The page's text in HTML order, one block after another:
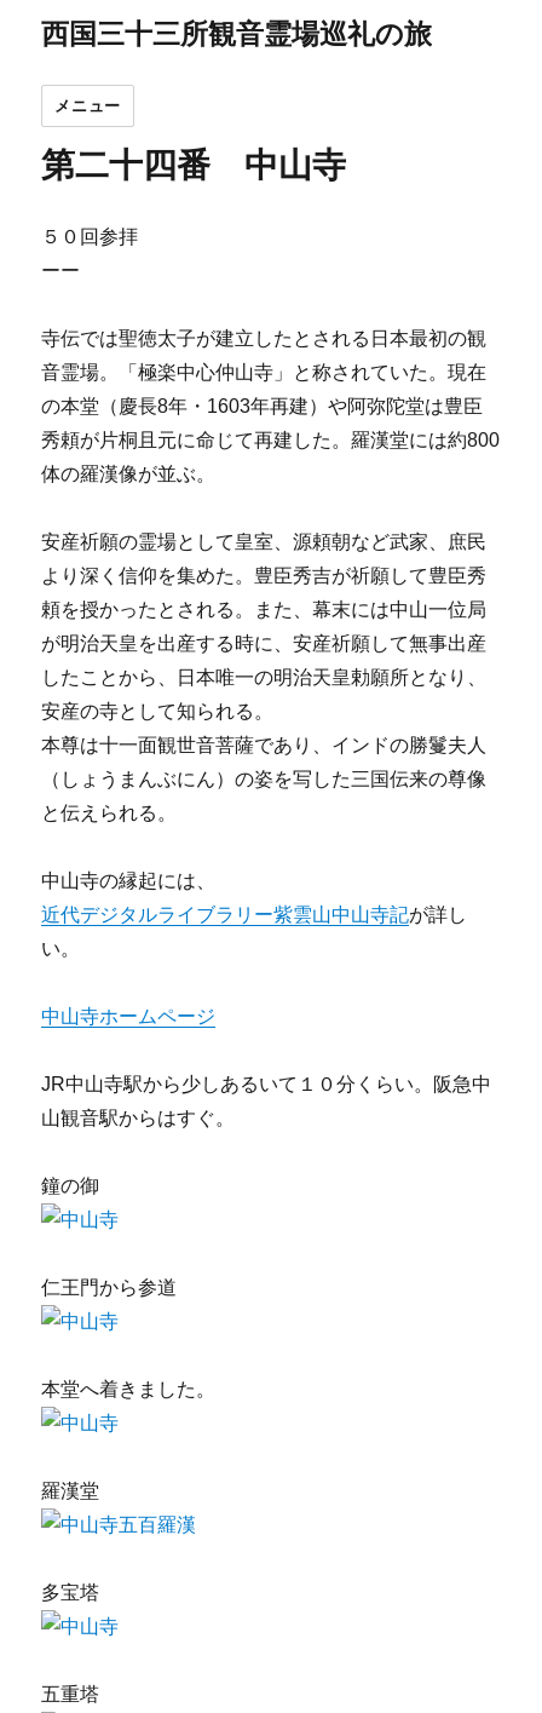
西国三十三所観音霊場巡礼の旅
メニュー
第二十四番 中山寺
５０回参拝
ーー
寺伝では聖徳太子が建立したとされる日本最初の観
音霊場。「極楽中心仲山寺」と称されていた。現在
の本堂（慶長8年・1603年再建）や阿弥陀堂は豊臣
秀頼が片桐且元に命じて再建した。羅漢堂には約800
体の羅漢像が並ぶ。
安産祈願の霊場として皇室、源頼朝など武家、庶民
より深く信仰を集めた。豊臣秀吉が祈願して豊臣秀
頼を授かったとされる。また、幕末には中山一位局
が明治天皇を出産する時に、安産祈願して無事出産
したことから、日本唯一の明治天皇勅願所となり、
安産の寺として知られる。
本尊は十一面観世音菩薩であり、インドの勝鬘夫人
（しょうまんぶにん）の姿を写した三国伝来の尊像
と伝えられる。
中山寺の縁起には、
近代デジタルライブラリー紫雲山中山寺記が詳し
い。
中山寺ホームページ
JR中山寺駅から少しあるいて１０分くらい。阪急中
山観音駅からはすぐ。
鐘の御
仁王門から参道
本堂へ着きました。
羅漢堂
多宝塔
五重塔